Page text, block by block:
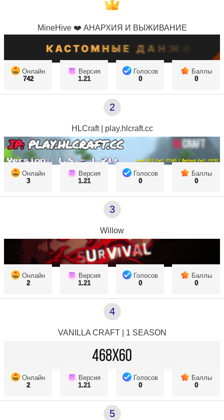
MineHive ❤️ АНАРХИЯ И ВЫЖИВАНИЕ
Онлайн
742
Версия
1.21
Голосов
0
Баллы
0
2
HLCraft | play.hlcraft.cc
Онлайн
3
Версия
1.21
Голосов
0
Баллы
0
3
Willow
Онлайн
2
Версия
1.21
Голосов
0
Баллы
0
4
VANILLA CRAFT | 1 SEASON
Онлайн
2
Версия
1.21
Голосов
0
Баллы
0
5